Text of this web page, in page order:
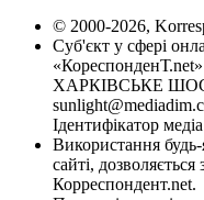
© 2000-2026,
Суб'єкт у сфері
ХАРКІВСЬКЕ
Ідентифікатор
Використання
сайті,
Корреспондент.net.